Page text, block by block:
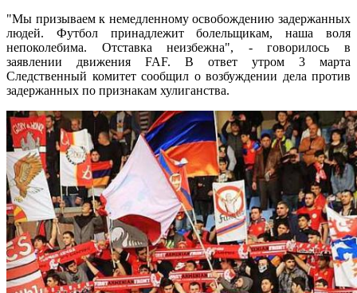
"Мы призываем к немедленному освобождению задержанных
людей. Футбол принадлежит болельщикам, наша воля
непоколебима. Отставка неизбежна", - говорилось в
заявлении движения FAF. В ответ утром 3 марта
Следственный комитет сообщил о возбуждении дела против
задержанных по признакам хулиганства.